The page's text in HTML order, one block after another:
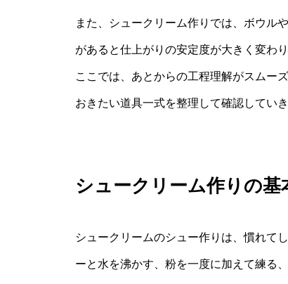
また、シュークリーム作りでは、ボウル
があると仕上がりの安定度が大きく変わり
ここでは、あとからの工程理解がスムー
おきたい道具一式を整理して確認していき
シュークリーム作りの基
シュークリームのシュー作りは、慣れて
ーと水を沸かす、粉を一度に加えて練る